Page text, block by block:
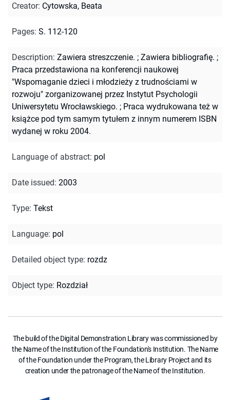
Creator: Cytowska, Beata
Pages: S. 112-120
Description: Zawiera streszczenie. ; Zawiera bibliografię. ;
Praca przedstawiona na konferencji naukowej
"Wspomaganie dzieci i młodzieży z trudnościami w
rozwoju" zorganizowanej przez Instytut Psychologii
Uniwersytetu Wrocławskiego. ; Praca wydrukowana też w
książce pod tym samym tytułem z innym numerem ISBN
wydanej w roku 2004.
Language of abstract: pol
Date issued: 2003
Type: Tekst
Language: pol
Detailed object type: rozdz
Object type: Rozdział
The build of the Digital Demonstration Library was commissioned by
the Name of the Institution of the Foundation's Institution. The Name
of the Foundation under the Program, the Library Project and its
creation under the patronage of the Name of the Institution.